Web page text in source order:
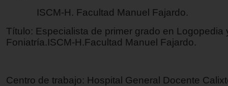
ISCM-H. Facultad Manuel Fajardo.
Título: Especialista de primer grado en Logopedia
Foniatría.ISCM-H.Facultad Manuel Fajardo.
Centro de trabajo: Hospital General Docente